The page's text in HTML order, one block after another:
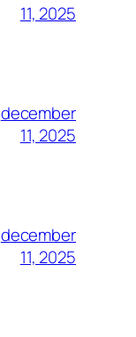
11, 2025
december
11, 2025
december
11, 2025